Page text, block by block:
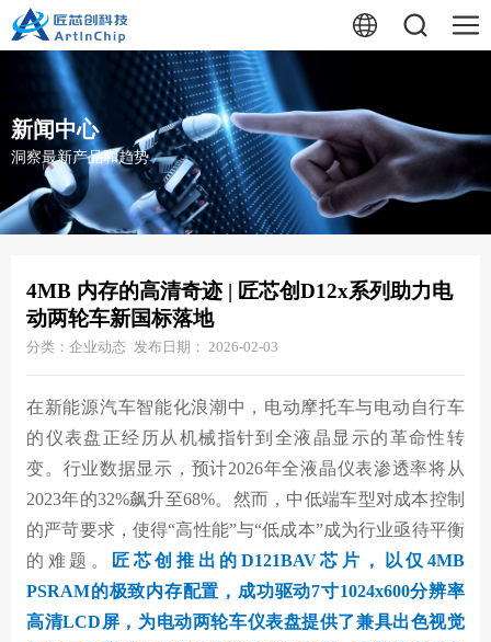
新闻中心
洞察最新产品和趋势
4MB 内存的高清奇迹 | 匠芯创D12x系列助力电
动两轮车新国标落地
分类：企业动态 发布日期： 2026-02-03
在新能源汽车智能化浪潮中，电动摩托车与电动自行车
的仪表盘正经历从机械指针到全液晶显示的革命性转
变。行业数据显示，预计2026年全液晶仪表渗透率将从
2023年的32%飙升至68%。然而，中低端车型对成本控制
的严苛要求，使得“高性能”与“低成本”成为行业亟待平衡
的难题。
匠芯创推出的D121BAV芯片，以仅4MB
PSRAM的极致内存配置，成功驱动7寸1024x600分辨率
高清LCD屏，为电动两轮车仪表盘提供了兼具出色视觉